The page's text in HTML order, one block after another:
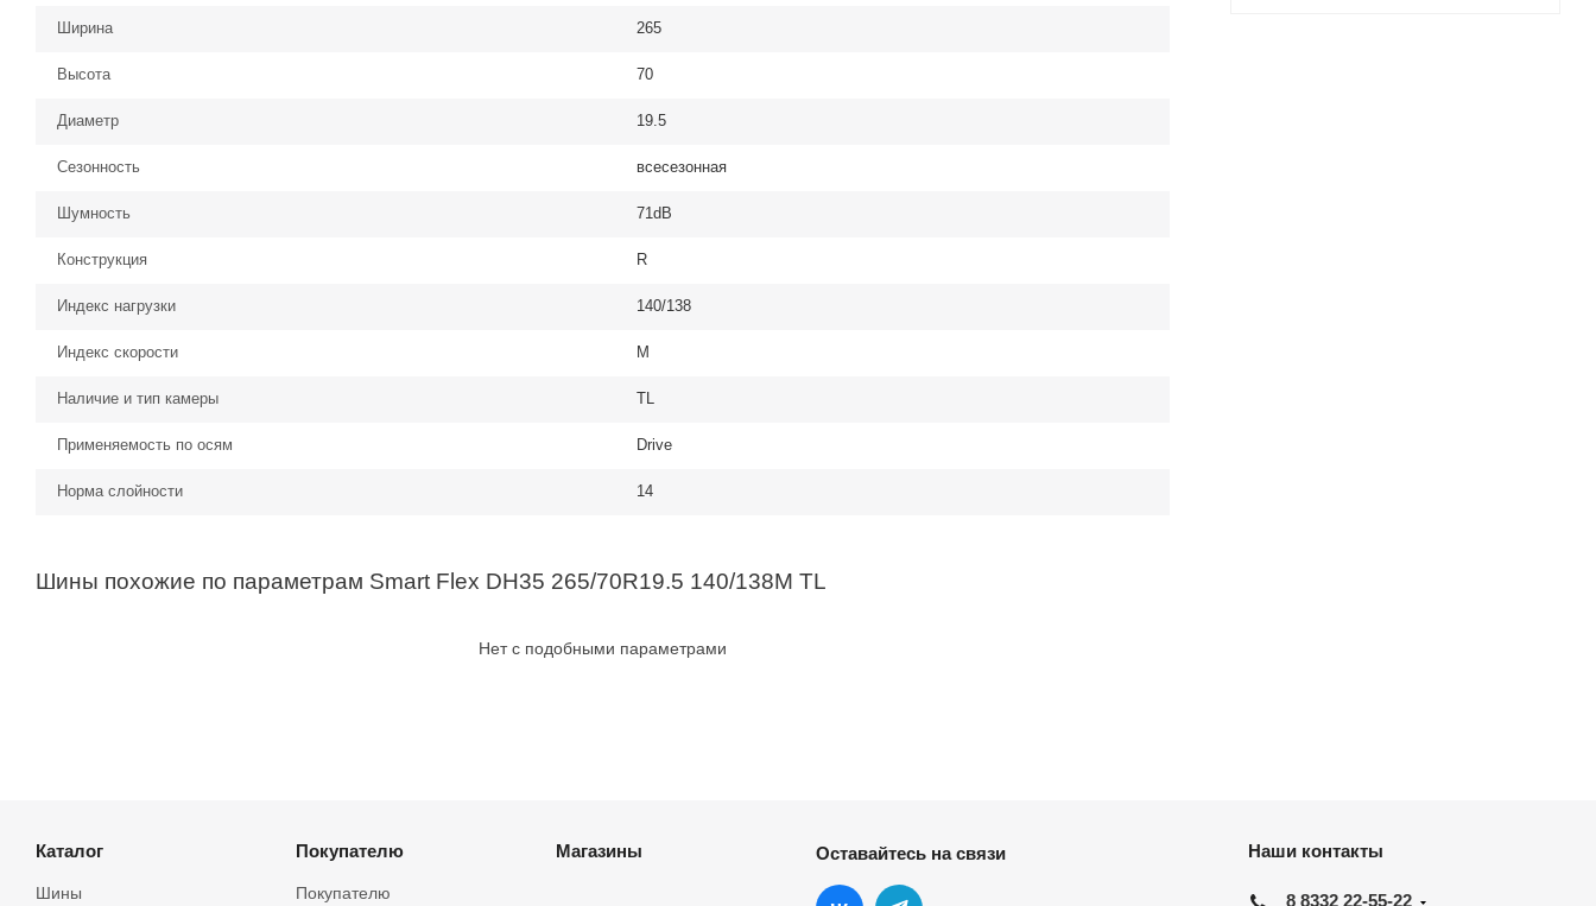
Ширина 265
Высота 70
Диаметр 19.5
Сезонность всесезонная
Шумность 71dB
Конструкция R
Индекс нагрузки 140/138
Индекс скорости M
Наличие и тип камеры TL
Применяемость по осям Drive
Норма слойности 14
Шины похожие по параметрам Smart Flex DH35 265/70R19.5 140/138M TL
Нет с подобными параметрами
Каталог
Шины
Покупателю
Покупателю
Магазины Оставайтесь на связи Наши контакты
8 8332 22-55-22